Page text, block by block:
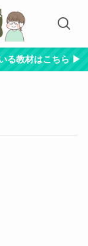
る教材はこちら ▶︎